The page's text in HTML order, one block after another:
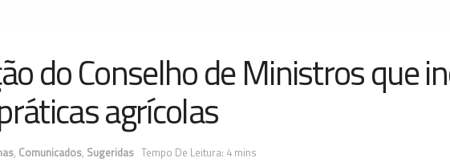
do Conselho de Ministros que
agrícolas
, Comunicados, Sugeridas Tempo De Leitura: 4 mins